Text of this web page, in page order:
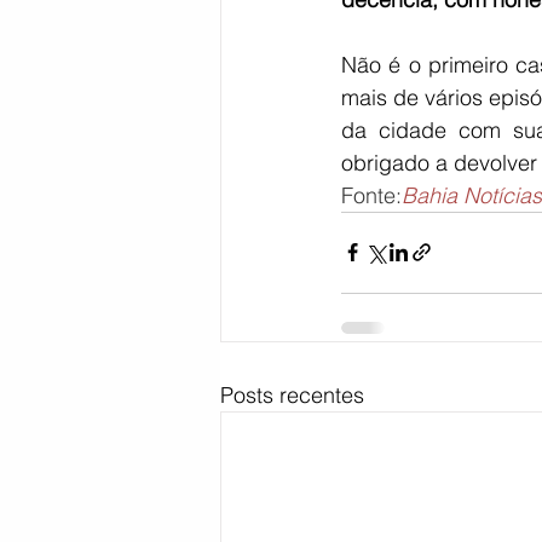
Não é o primeiro
mais de vários
da cidade com
obrigado a
Fonte:Bahia Notícias
Posts recentes